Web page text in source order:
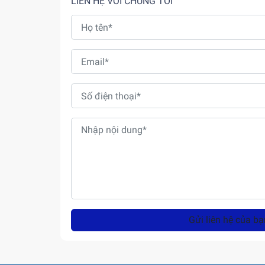
Gửi liên hệ của